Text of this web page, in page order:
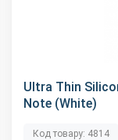
Ultra Thin
Note (White)
Код товару: 4814